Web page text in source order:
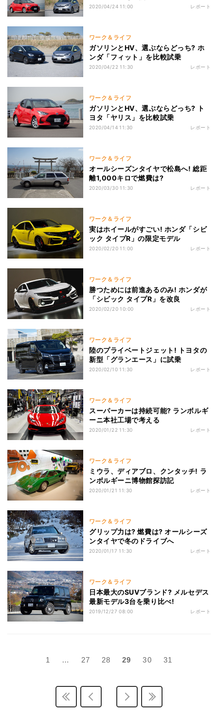
2020/04/24 11:00 レポート
ワーク＆ライフ
ガソリンとHV、選ぶならどっち? ホ
ンダ「フィット」を比較試乗
2020/04/22 11:30 レポート
ワーク＆ライフ
ガソリンとHV、選ぶならどっち? ト
ヨタ「ヤリス」を比較試乗
2020/04/14 11:30 レポート
ワーク＆ライフ
オールシーズンタイヤで松島へ! 総距
離1,000キロで燃費は?
2020/03/30 11:30 レポート
ワーク＆ライフ
実はホイールがすごい! ホンダ「シビ
ック タイプR」の限定モデル
2020/02/20 11:00 レポート
ワーク＆ライフ
勝つためには前進あるのみ! ホンダが
「シビック タイプR」を改良
2020/02/20 10:00 レポート
ワーク＆ライフ
陸のプライベートジェット! トヨタの
新型「グランエース」に試乗
2020/02/10 11:30 レポート
ワーク＆ライフ
スーパーカーは持続可能? ランボルギ
ーニ本社工場で考える
2020/01/22 11:30 レポート
ワーク＆ライフ
ミウラ、ディアブロ、クンタッチ! ラ
ンボルギーニ博物館探訪記
2020/01/21 11:30 レポート
ワーク＆ライフ
グリップ力は? 燃費は? オールシーズ
ンタイヤで冬のドライブへ
2020/01/17 11:30 レポート
ワーク＆ライフ
日本最大のSUVブランド? メルセデス
最新モデル3台を乗り比べ!
2019/12/27 08:00 レポート
1 … 27 28 29 30 31